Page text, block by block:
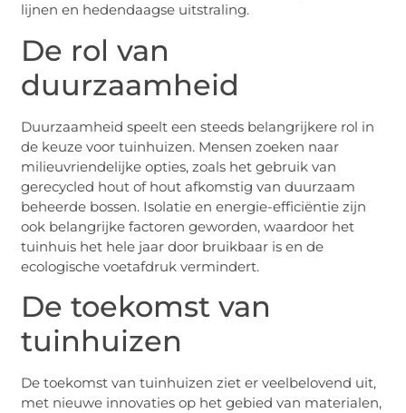
lijnen en hedendaagse uitstraling.
De rol van
duurzaamheid
Duurzaamheid speelt een steeds belangrijkere rol in
de keuze voor tuinhuizen. Mensen zoeken naar
milieuvriendelijke opties, zoals het gebruik van
gerecycled hout of hout afkomstig van duurzaam
beheerde bossen. Isolatie en energie-efficiëntie zijn
ook belangrijke factoren geworden, waardoor het
tuinhuis het hele jaar door bruikbaar is en de
ecologische voetafdruk vermindert.
De toekomst van
tuinhuizen
De toekomst van tuinhuizen ziet er veelbelovend uit,
met nieuwe innovaties op het gebied van materialen,